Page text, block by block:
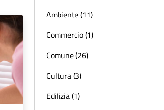
Ambiente (11)
Commercio (1)
Comune (26)
Cultura (3)
Edilizia (1)